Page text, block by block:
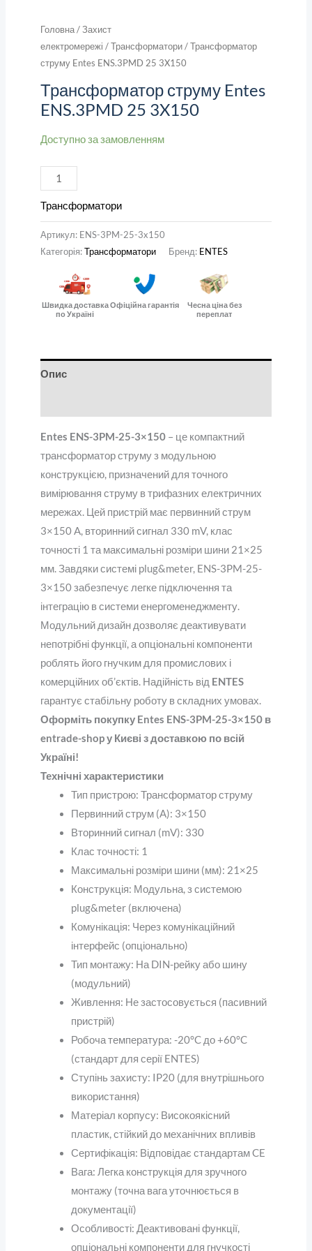
Головна/Захист
електромережі /Трансформатори/ Трансформатор
струму Entes ENS.3PMD 25 3X150
Трансформатор струму Entes
ENS.3PMD 25 3X150
Доступно за замовленням
Трансформатори
Артикул: ENS-3PM-25-3x150
Категорія:Трансформатори Бренд: ENTES
Швидка доставка
по Україні
Офіційна гарантія
Чесна ціна без
переплат
Опис
Entes ENS-3PM-25-3×150– це компактний
трансформатор струму з модульною
конструкцією, призначений для точного
вимірювання струму в трифазних електричних
мережах. Цей пристрій має первинний струм
3×150 A, вторинний сигнал 330 mV, клас
точності 1 та максимальні розміри шини 21×25
мм. Завдяки системі plug&meter, ENS-3PM-25-
3×150 забезпечує легке підключення та
інтеграцію в системи енергоменеджменту.
Модульний дизайн дозволяє деактивувати
непотрібні функції, а опціональні компоненти
роблять його гнучким для промислових і
комерційних об’єктів. Надійність від ENTES
гарантує стабільну роботу в складних умовах.
Оформіть покупку Entes ENS-3PM-25-3×150 в
entrade-shop у Києві з доставкою по всій
Україні!
Технічні характеристики
Тип пристрою: Трансформатор струму
Первинний струм (A): 3×150
Вторинний сигнал (mV): 330
Клас точності: 1
Максимальні розміри шини (мм): 21×25
Конструкція: Модульна, з системою
plug&meter (включена)
Комунікація: Через комунікаційний
інтерфейс (опціонально)
Тип монтажу: На DIN-рейку або шину
(модульний)
Живлення: Не застосовується (пасивний
пристрій)
Робоча температура: -20°C до +60°C
(стандарт для серії ENTES)
Ступінь захисту: IP20 (для внутрішнього
використання)
Матеріал корпусу: Високоякісний
пластик, стійкий до механічних впливів
Сертифікація: Відповідає стандартам CE
Вага: Легка конструкція для зручного
монтажу (точна вага уточнюється в
документації)
Особливості: Деактивовані функції,
опціональні компоненти для гнучкості